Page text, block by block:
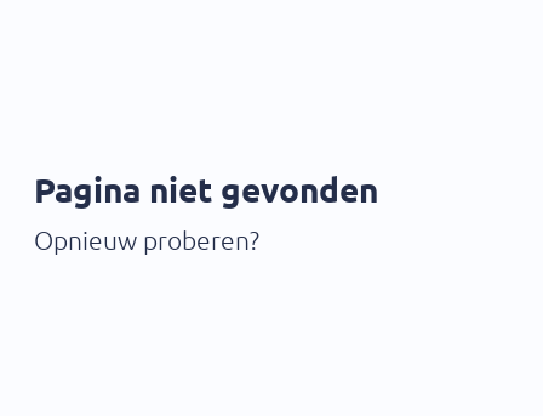
Pagina niet gevonden
Opnieuw proberen?